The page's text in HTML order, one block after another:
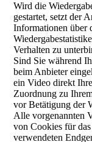
Wird die
gestartet, setzt der
Informationen über
Verhalten zu
Sind Sie während
beim Anbieter
ein Video direkt
Zuordnung zu
vor Betätigung der
Alle vorgenannten
von Cookies für
verwendeten